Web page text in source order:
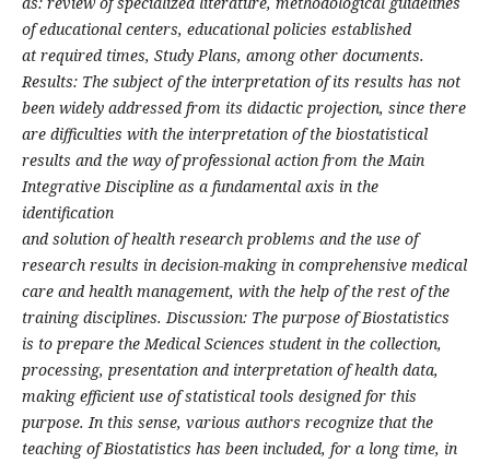
of educational centers, educational policies established
at required times, Study Plans, among other documents.
Results: The subject of the interpretation of its results has not
been widely addressed from its didactic projection, since there
are difficulties with the interpretation of the biostatistical
results and the way of professional action from the Main
Integrative Discipline as a fundamental axis in the
identification
and solution of health research problems and the use of
research results in decision-making in comprehensive medical
care and health management, with the help of the rest of the
training disciplines. Discussion: The purpose of Biostatistics
is to prepare the Medical Sciences student in the collection,
processing, presentation and interpretation of health data,
making efficient use of statistical tools designed for this
purpose. In this sense, various authors recognize that the
teaching of Biostatistics has been included, for a long time, in